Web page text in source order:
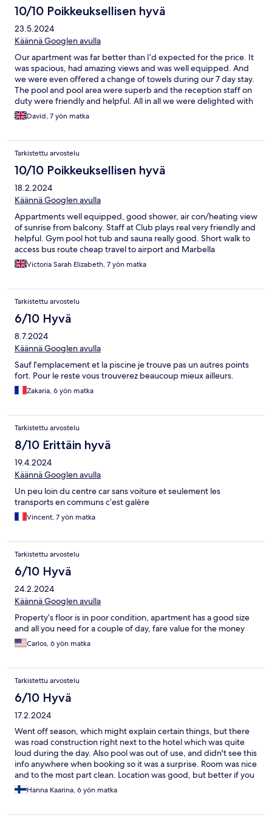
10/10 Poikkeuksellisen hyvä
23.5.2024
Käännä Googlen avulla
Our apartment was far better than I’d expected for the price. It
was spacious, had amazing views and was well equipped. And
we were even offered a change of towels during our 7 day stay.
The pool and pool area were superb and the reception staff on
duty were friendly and helpful. All in all we were delighted with
our apartment.
David, 7 yön matka
Tarkistettu arvostelu
10/10 Poikkeuksellisen hyvä
18.2.2024
Käännä Googlen avulla
Appartments well equipped, good shower, air con/heating view
of sunrise from balcony. Staff at Club plays real very friendly and
helpful. Gym pool hot tub and sauna really good. Short walk to
access bus route cheap travel to airport and Marbella
Victoria Sarah Elizabeth, 7 yön matka
Tarkistettu arvostelu
6/10 Hyvä
8.7.2024
Käännä Googlen avulla
Sauf l'emplacement et la piscine je trouve pas un autres points
fort. Pour le reste vous trouverez beaucoup mieux ailleurs.
Zakaria, 6 yön matka
Tarkistettu arvostelu
8/10 Erittäin hyvä
19.4.2024
Käännä Googlen avulla
Un peu loin du centre car sans voiture et seulement les
transports en communs c’est galère
Vincent, 7 yön matka
Tarkistettu arvostelu
6/10 Hyvä
24.2.2024
Käännä Googlen avulla
Property’s floor is in poor condition, apartment has a good size
and all you need for a couple of day, fare value for the money
Carlos, 6 yön matka
Tarkistettu arvostelu
6/10 Hyvä
17.2.2024
Went off season, which might explain certain things, but there
was road construction right next to the hotel which was quite
loud during the day. Also pool was out of use, and didn't see this
info anywhere when booking so it was a surprise. Room was nice
and to the most part clean. Location was good, but better if you
have a car.
Hanna Kaarina, 6 yön matka